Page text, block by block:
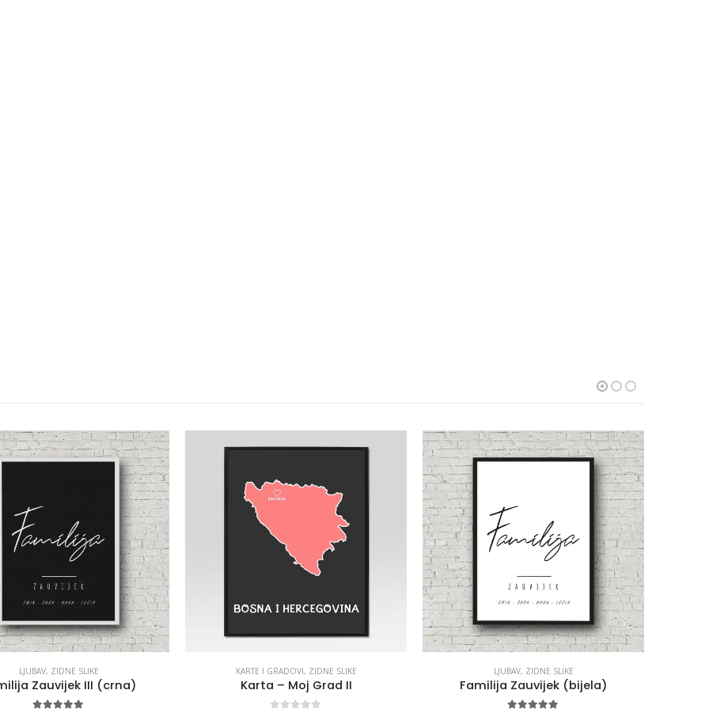
LJUBAV, ZIDNE SLIKE
Zauvijek III (crna)
KARTE I GRADOVI, ZIDNE SLIKE
Karta – Moj Grad II
LJUBAV, ZIDNE SLIKE
Familija Zauvijek (bijela)